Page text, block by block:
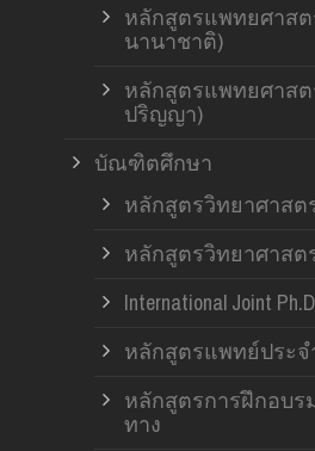
หลักสูตรแพทยศาส
นานาชาติ)
หลักสูตรแพทยศาสต
ปริญญา)
บัณฑิตศึกษา
หลักสูตรวิทยาศาส
หลักสูตรวิทยาศาส
International Joint
หลักสูตรแพทย์ประ
หลักสูตรการฝึกอบร
ทาง